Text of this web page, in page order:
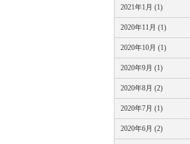
2021年1月 (1)
2020年11月 (1)
2020年10月 (1)
2020年9月 (1)
2020年8月 (2)
2020年7月 (1)
2020年6月 (2)